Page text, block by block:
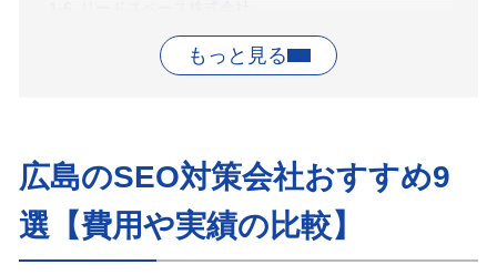
バリューネット
株式会社ワークジェイ
広島における東京SEOメーカーの実績
海外SEO（タイ）で圏外から多数の上位表示を実現し
た成功事例
広島にあるSEO対策会社の選び方のよくある質問
広島のSEO対策会社おすすめ9
選【費用や実績の比較】